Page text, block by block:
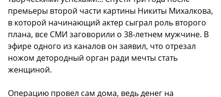
премьеры второй части картины Никиты Михалкова,
в которой начинающий актер сыграл роль второго
плана, все СМИ заговорили о 38-летнем мужчине. В
эфире одного из каналов он заявил, что отрезал
ножом детородный орган ради мечты стать
женщиной.
Операцию провел сам дома, ведь денег на